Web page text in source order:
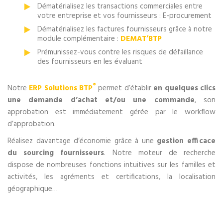
Dématérialisez les transactions commerciales entre
votre entreprise et vos fournisseurs : E-procurement
Dématérialisez les factures fournisseurs grâce à notre
module complémentaire : DEMAT’BTP
Prémunissez-vous contre les risques de défaillance
des fournisseurs en les évaluant
Notre ERP Solutions BTP® permet d’établir en quelques clics
une demande d’achat et/ou une commande, son
approbation est immédiatement gérée par le workflow
d’approbation.
Réalisez davantage d’économie grâce à une gestion efficace
du sourcing fournisseurs. Notre moteur de recherche
dispose de nombreuses fonctions intuitives sur les familles et
activités, les agréments et certifications, la localisation
géographique…